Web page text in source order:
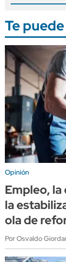
Te
Opinión
Empleo,
la
ola de
Por Osvaldo